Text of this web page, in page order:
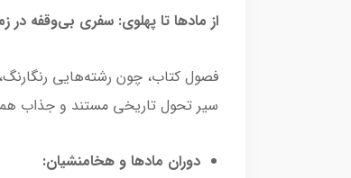
از مادها تا پهلوی: سفری بی‌وقفه در
فصول کتاب، چون رشته‌هایی
سیر تحول تاریخی مستند و جذاب
دوران مادها و هخامنشیان: